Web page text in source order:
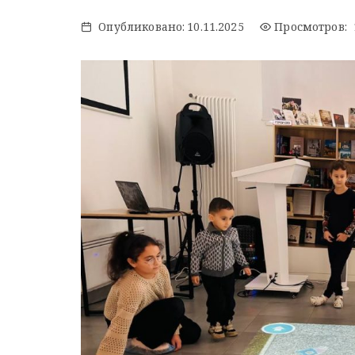
Опубликовано: 10.11.2025 Просмотров: